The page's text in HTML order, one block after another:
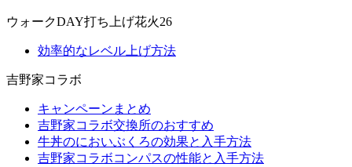
ウォークDAY打ち上げ花火26
効率的なレベル上げ方法
吉野家コラボ
キャンペーンまとめ
吉野家コラボ交換所のおすすめ
牛丼のにおいぶくろの効果と入手方法
吉野家コラボコンパスの性能と入手方法